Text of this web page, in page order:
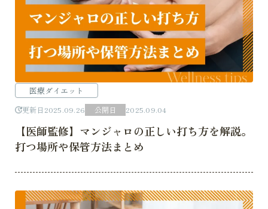
医療ダイエット
更新日 2025.09.26 公開日 2025.09.04
【医師監修】マンジャロの正しい打ち方を解説。
打つ場所や保管方法まとめ